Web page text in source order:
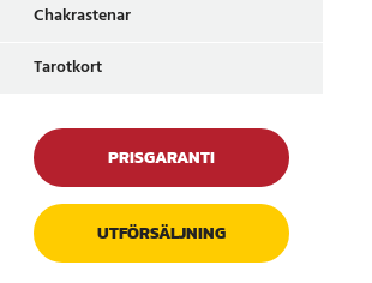
Chakrastenar
Tarotkort
PRISGARANTI
UTFÖRSÄLJNING